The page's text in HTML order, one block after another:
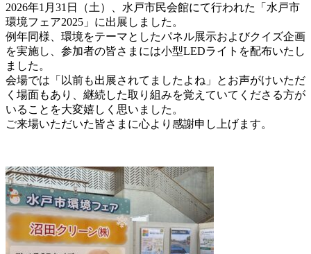
2026年1月31日（土）、水戸市民会館にて行われた「水戸市
環境フェア2025」に出展しました。
例年同様、環境をテーマとしたパネル展示およびクイズ企画
を実施し、参加者の皆さまには小型LEDライトを配布いたし
ました。
会場では「以前も出展されてましたよね」とお声がけいただ
く場面もあり、継続した取り組みを覚えていてくださる方が
いることを大変嬉しく思いました。
ご来場いただいた皆さまに心より感謝申し上げます。